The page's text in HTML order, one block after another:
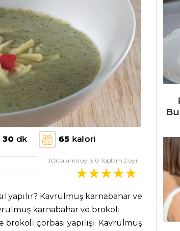
30dk 65kalori
(Ortalama oy: 5.0 Toplam 2oy)
yapılır? Kavrulmuş karnabahar ve
karnabahar ve brokoli
çorbası yapılışı. Kavrulmuş